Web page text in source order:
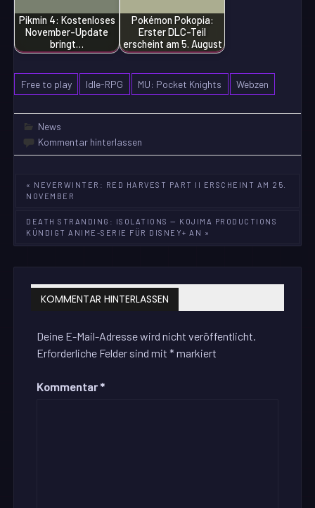
Pikmin 4: Kostenloses
November-Update
bringt…
Pokémon Pokopia:
Erster DLC-Teil
erscheint am 5. August
Free to play Idle-RPG MU: Pocket Knights Webzen
News
Kommentar hinterlassen
Beitragsnavigation
« NEVERWINTER: RED HARVEST PART II ERSCHEINT AM 25.
NOVEMBER
DEATH STRANDING: ISOLATIONS — KOJIMA PRODUCTIONS
KÜNDIGT ANIME-SERIE FÜR DISNEY+ AN »
KOMMENTAR HINTERLASSEN
Deine E-Mail-Adresse wird nicht veröffentlicht.
Erforderliche Felder sind mit*markiert
Kommentar *